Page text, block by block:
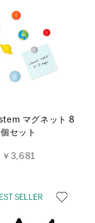
マグネット 8
個セット
￥3,681